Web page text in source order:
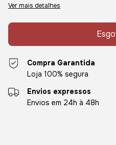
Ver mais detalhes
Compra Garantida
Loja 100% segura
Envios expressos
Envios em 24h à 48h